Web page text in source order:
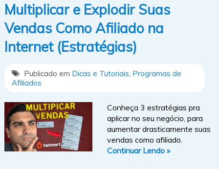
Multiplicar e Explodir Suas
Vendas Como Afiliado na
Internet (Estratégias)
Publicado em Dicas e Tutoriais Programas de
Afiliados
Conheça 3 estratégias pra
aplicar no seu negócio, para
aumentar drasticamente suas
vendas como afiliado.
Continuar Lendo »